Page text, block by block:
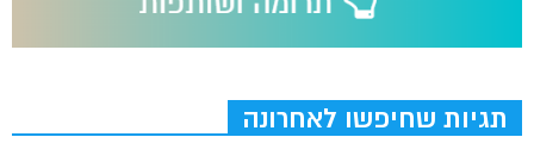
תגיות שחיפשו לאחרונה